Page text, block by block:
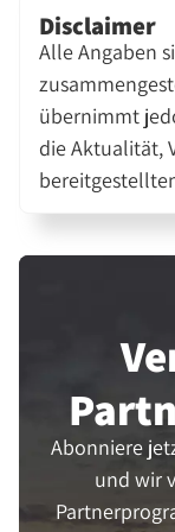
Disclaimer
Alle Angaben
übernimmt
die Aktualität,
Abonniere
und wir